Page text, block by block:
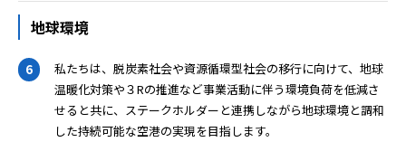
地球環境
6
私たちは、脱炭素社会や資源循環型社会の移行に向けて、地球
温暖化対策や３Rの推進など事業活動に伴う環境負荷を低減さ
せると共に、ステークホルダーと連携しながら地球環境と調和
した持続可能な空港の実現を目指します。